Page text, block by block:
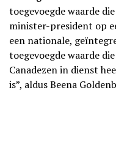
toegevoegde waarde
minister-president op
een nationale,
toegevoegde waarde
Canadezen in dienst
is”, aldus Beena